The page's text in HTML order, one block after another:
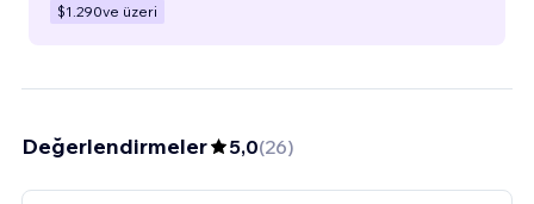
$1.290ve üzeri
Değerlendirmeler 5,0(26)